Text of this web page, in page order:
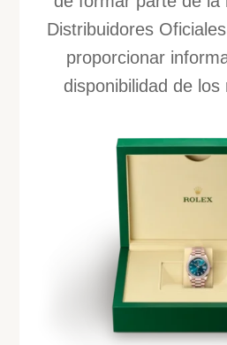
Distribuidores
proporcionar
disponibilidad de los